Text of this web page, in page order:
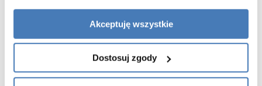
Akceptuję wszystkie
Dostosuj zgody
propozycja baterii. Seria zdecydowanie wyróżniająca się od pozostałych z
oferty. Na kolekcje Veo składają się baterie wolnostojące, umywalkowe,
dostępna jest w 5 wariantach kolorystycznych: złotym, jasnozłotym,
chromowanym, czarnym matowym oraz grafitowym.